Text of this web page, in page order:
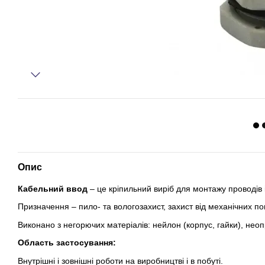
Опис
Кабельний ввод – це кріпильний виріб для монтажу проводів
Призначення – пило- та вологозахист, захист від механічних
Виконано з негорючих матеріалів: нейлон (корпус, гайки),
Область застосування:
Внутрішні і зовнішні роботи на виробництві і в побуті.